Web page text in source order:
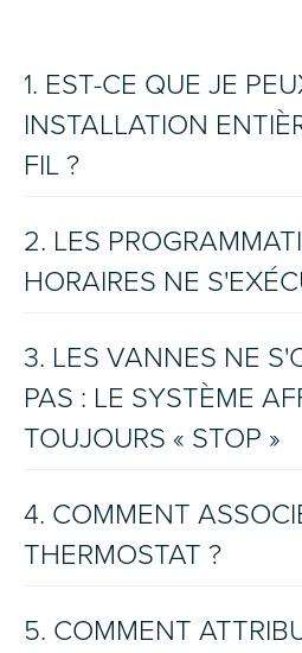
1. EST-CE QUE JE
INSTALLATION
FIL ?
2. LES
HORAIRES NE
3. LES VANNES NE
PAS : LE SYSTÈME
TOUJOURS « STOP »
4. COMMENT
THERMOSTAT ?
5. COMMENT